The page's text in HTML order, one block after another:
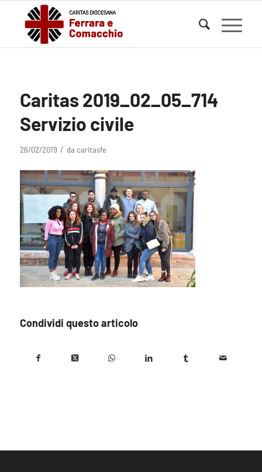
Caritas 2019_02_05_714
Servizio civile
26/02/2019 / da caritasfe
Condividi questo articolo